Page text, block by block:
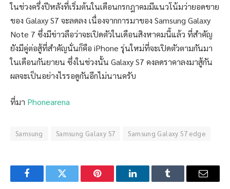
ในช่วงครึ่งปีหลังที่เริ่มต้นในเดือนกรกฎาคมมีแนวโน้มว่ายอดขาย
ของ Galaxy S7 จะลดลง เนื่องจากการมาของ Samsung Galaxy
Note 7 ซึ่งมีข่าวลือว่าจะเปิดตัวในเดือนสิงหาคมนี้แล้ว ที่สำคัญ
ยังมีคู่ต่อสู้ที่สำคัญนั่นก็คือ iPhone รุ่นใหม่ที่จะเปิดตัวตามกันมา
ในเดือนกันยายน ซึ่งในช่วงนั้น Galaxy S7 คงลดราคาลงมาสู้กัน
ผลจะเป็นอย่างไรรอดูกันอีกไม่นานครับ
ที่มา Phonearena
Samsung Samsung Galaxy S7 Samsung Galaxy S7 edge
FacebookTwitter Pinterest LinkedInTumblr Email